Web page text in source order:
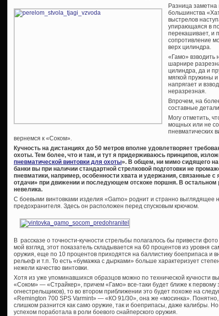
Разница заметна
большинства
выстрелов
упирающаяся в
перекашивает, и
сопротивление
верх цилиндра.
«Гамо» взводить
шарнире
цилиндра, да и
мягкой пружины
напрягает и
неразрезная.
Впрочем, на
составные
Могу отметить,
мощных или не
пневматических
вернемся к «Соком».
Кучность на дистанциях до 50 метров вполне удовлетворяет
охоты. Тем более, что и там, и тут я придерживаюсь принципов,
пневматической винтовки для охоты». В общем, ни мимо сидящего
банки вы при наличии стандартной стрелковой подготовки не
пневматики, например, особенности хвата и удержания, связанные
отдачи» при движении и последующем отскоке поршня. В
невелика.
С боевыми винтовками изделия «Gamo» роднит и странно выглядящее
предохранителя. Здесь он расположен перед спусковым крючком.
В рассказе о точности-кучности стрельбы полагалось бы привести
мой взгляд, этот показатель складывается на 60 процентов из уровня
оружия, еще по 10 процентов приходятся на баллистику боеприпаса и
рельеф и т.п. То есть «бумажка с дырками» больше характеризует
нежели качество винтовки.
Хотя из уже упоминавшихся образцов можно по технической кучности
«Соком» — «Страйкер», причем «Гамо» все-таки будет ближе к первому
огнестрельщиков), то во втором приближении это будет похоже на
«Remington 700 SPS Varmint» — «КО 91/30», она же «мосинка».
слишком разнится как само оружие, так и боеприпасы, даже калибры.
успехом поработала в роли боевого снайперского оружия.